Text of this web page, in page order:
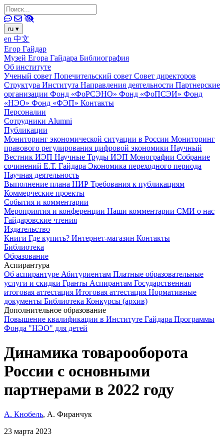
ru ▾
en 中文
Егор Гайдар
Музей Егора Гайдара Библиография
Об институте
Ученый совет Попечительский совет Совет директоров
Структура Института Направления деятельности Партнерские
организации Фонд «ФоРСЭНО» Фонд «ФоПСЭИ» Фонд
«НЭО» Фонд «ФЭП» Контакты
Персоналии
Сотрудники Alumni
Публикации
Мониторинг экономической ситуации в России Мониторинг
правового регулирования цифровой экономики Научный
Вестник ИЭП Научные Труды ИЭП Монографии Собрание
сочинений Е.Т. Гайдара Экономика переходного периода
Научная деятельность
Выполнение плана НИР Требования к публикациям
Коммерческие проекты
События и комментарии
Мероприятия и конференции Наши комментарии СМИ о нас
Гайдаровские чтения
Издательство
Книги Где купить? Интернет-магазин Контакты
Библиотека
Образование
Аспирантура
Об аспирантуре Абитуриентам Платные образовательные
услуги и скидки Гранты Аспирантам Государственная
итоговая аттестация Итоговая аттестация Нормативные
документы Библиотека Конкурсы (архив)
Дополнительное образование
Повышение квалификации в Институте Гайдара Программы
Фонда "НЭО" для детей
Динамика товарооборота
России с основными
партнерами в 2022 году
А. Кнобель, А. Фиранчук
23 марта 2023